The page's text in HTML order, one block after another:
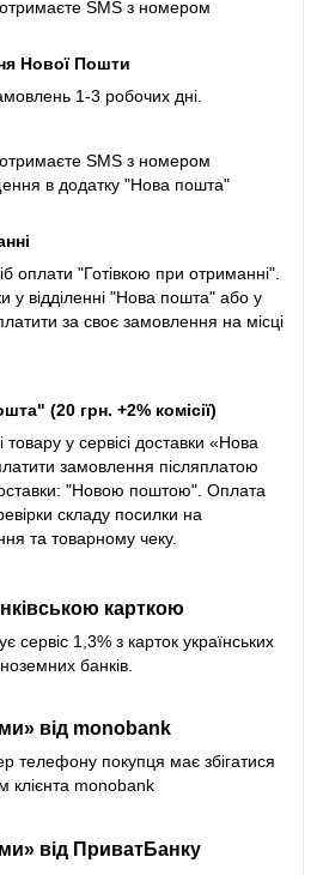
SMS з номером
Нової Пошти
1-3 робочих дні.
SMS з номером
в додатку "Нова пошта"
оплати "Готівкою при отриманні".
у відділенні "Нова пошта" або у
за своє замовлення на місці
(20 грн. +2% комісії)
у сервісі доставки «Нова
замовлення післяплатою
"Новою поштою". Оплата
складу посилки на
та товарному чеку.
карткою
сервіс 1,3% з карток українських
банків.
від monobank
телефону покупця має збігатися
клієнта monobank
від ПриватБанку